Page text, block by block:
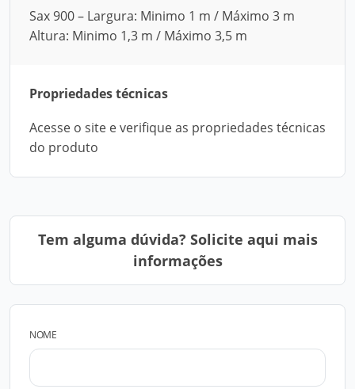
Sax 900 – Largura: Minimo 1 m / Máximo 3 m
Altura: Minimo 1,3 m / Máximo 3,5 m
Propriedades técnicas
Acesse o site e verifique as propriedades técnicas
do produto
Tem alguma dúvida? Solicite aqui mais
informações
NOME